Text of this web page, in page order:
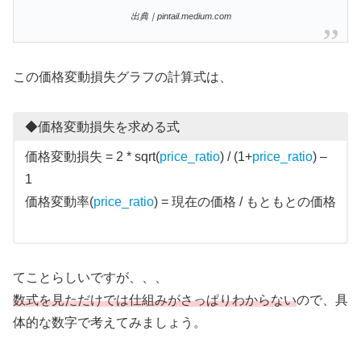
出典｜pintail.medium.com
この価格変動損失グラフの計算式は、
◆価格変動損失を求める式
価格変動損失 = 2 * sqrt(price_ratio) / (1+price_ratio) –
1
価格変動率(price_ratio) = 現在の価格 / もともとの価格
てことらしいですが、、、
数式を見ただけでは仕組みがさっぱりわからないので、具
体的な数字で考えてみましょう。